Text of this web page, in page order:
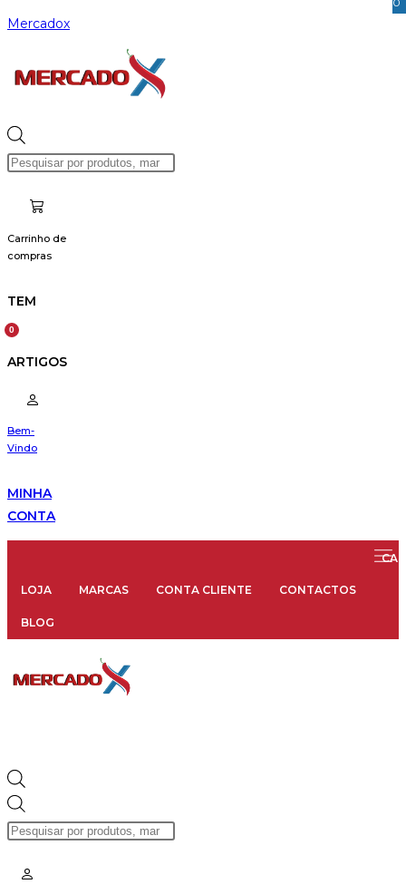
Skip
content
Mercadox
search
Carrinho de
compras
TEM
ARTIGOS
Bem-
Vindo
MINHA
CONTA
LOJA MARCAS CONTA CLIENTE CONTACTOS
BLOG
search